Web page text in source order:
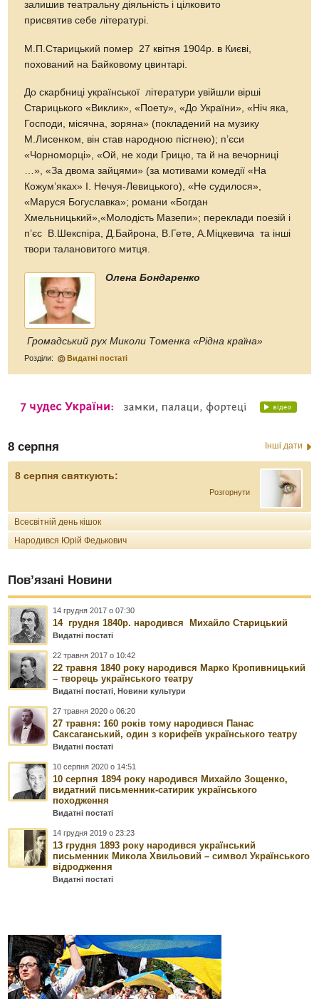
залишив театральну діяльність і цілковито
присвятив себе літературі.
М.П.Старицький помер 27 квітня 1904р. в Києві,
похований на Байковому цвинтарі.
До скарбниці української літератури увійшли вірші
Старицького «Виклик», «Поету», «До України», «Ніч яка,
Господи, місячна, зоряна» (покладений на музику
М.Лисенком, він став народною пісгнею); п’єси
«Чорноморці», «Ой, не ходи Грицю, та й на вечорниці
…», «За двома зайцями» (за мотивами комедії «На
Кожум’яках» І. Нечуя-Левицького), «Не судилося»,
«Маруся Богуславка»; романи «Богдан
Хмельницький»,«Молодість Мазепи»; переклади поезій і
п’єс В.Шекспіра, Д.Байрона, В.Гете, А.Міцкевича та інші
твори талановитого митця.
Олена Бондаренко
Громадський рух Миколи Томенка «Рідна країна»
Розділи: Видатні постаті
8 серпня Інші дати
8 серпня святкують:
Розгорнути
Всесвітній день кішок
Народився Юрій Федькович
Пов’язані Новини
14 грудня 2017 о 07:30
14 грудня 1840р. народився Михайло Старицький
Видатні постаті
22 травня 2017 о 10:42
22 травня 1840 року народився Марко Кропивницький
– творець українського театру
Видатні постаті ,Новини культури
27 травня 2020 о 06:20
27 травня: 160 років тому народився Панас
Саксаганський, один з корифеїв українського театру
Видатні постаті
10 серпня 2020 о 14:51
10 серпня 1894 року народився Михайло Зощенко,
видатний письменник-сатирик українського
походження
Видатні постаті
14 грудня 2019 о 23:23
13 грудня 1893 року народився український
письменник Микола Хвильовий – символ Українського
відродження
Видатні постаті